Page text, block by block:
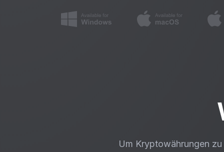
Um Kryptowährungen